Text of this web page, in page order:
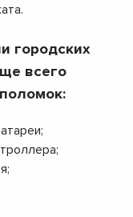
городских
всего